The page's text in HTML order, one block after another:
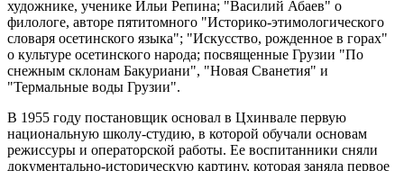
художнике, ученике Ильи Репина; "Василий Абаев" о
филологе, авторе пятитомного "Историко-этимологического
словаря осетинского языка"; "Искусство, рожденное в горах"
о культуре осетинского народа; посвященные Грузии "По
снежным склонам Бакуриани", "Новая Сванетия" и
"Термальные воды Грузии".
В 1955 году постановщик основал в Цхинвале первую
национальную школу-студию, в которой обучали основам
режиссуры и операторской работы. Ее воспитанники сняли
документально-историческую картину, которая заняла первое